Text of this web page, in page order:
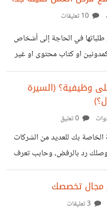
في مجال الذكاء الصناعي لا يخفى
فرز المتقدميين ربما
مشاكل الذكاء الاصطناعي
للوظيفة | خلل في
في الحاجة إلى أشخاص
او كتاب محتوى او غير
يضعون في أول شروطهم (يجب
كتابة روابط لنماذج مشابهة
تقتل الإبداع في نفوس
انطلاق كي يثبت انه يستطيع أن
أن يكون صاحب البداية
يفتقر لها الممارس. وانا
وظيفية؟ (السيرة
الخاصة بك للعديد من الشركات
رد بالرفض، وحابب تعرف
ضمن شركة كبيرة. ضمن هذا
انك تقوم بها لتضمن
مجال تخصصك